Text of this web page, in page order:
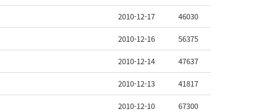
2010-12-17 46030
2010-12-16 56375
2010-12-14 47637
2010-12-13 41817
2010-12-10 67300